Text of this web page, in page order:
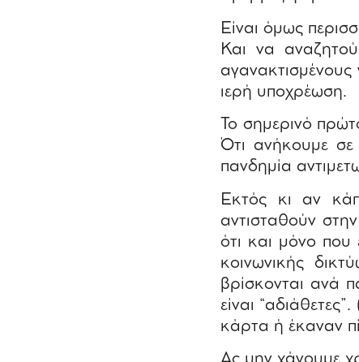
Είναι όμως
Και να
ιερή υποχρέωση.
Το σημερινό
Ότι ανήκουμε σε
πανδημία
Εκτός κι αν
αντισταθούν
ότι και μόνο που
κοινωνικής
βρίσκονται ανά
είναι
κάρτα ή έκαναν